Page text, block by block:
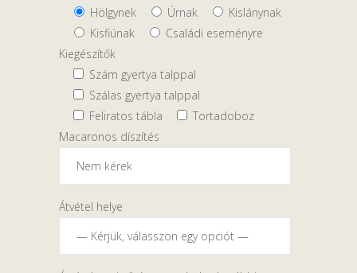
Hölgynek
Úrnak
Kislánynak
Kisfiúnak
Családi eseményre
Kiegészítők
Szám gyertya talppal
Szálas gyertya talppal
Feliratos tábla
Tortadoboz
Macaronos díszítés
Átvétel helye